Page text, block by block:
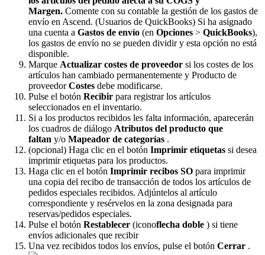
Margen. Comente con su contable la gestión de los gastos de
envío en Ascend. (Usuarios de QuickBooks) Si ha asignado
una cuenta a Gastos de envío (en Opciones > QuickBooks),
los gastos de envío no se pueden dividir y esta opción no está
disponible.
Marque Actualizar costes de proveedor si los costes de los
artículos han cambiado permanentemente y Producto de
proveedor Costes debe modificarse.
Pulse el botón Recibir para registrar los artículos
seleccionados en el inventario.
Si a los productos recibidos les falta información, aparecerán
los cuadros de diálogo Atributos del producto que
faltan y/o Mapeador de categorías .
(opcional) Haga clic en el botón Imprimir etiquetas si desea
imprimir etiquetas para los productos.
Haga clic en el botón Imprimir recibos SO para imprimir
una copia del recibo de transacción de todos los artículos de
pedidos especiales recibidos. Adjúntelos al artículo
correspondiente y resérvelos en la zona designada para
reservas/pedidos especiales.
Pulse el botón Restablecer (iconoflecha doble ) si tiene
envíos adicionales que recibir
Una vez recibidos todos los envíos, pulse el botón Cerrar .